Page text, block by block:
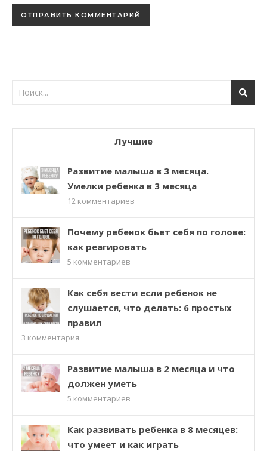
Лучшие
Развитие малыша в 3 месяца.
Умелки ребенка в 3 месяца
12 комментариев
Почему ребенок бьет себя по голове:
как реагировать
5 комментариев
Как себя вести если ребенок не
слушается, что делать: 6 простых
правил
3 комментария
Развитие малыша в 2 месяца и что
должен уметь
5 комментариев
Как развивать ребенка в 8 месяцев:
что умеет и как играть